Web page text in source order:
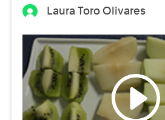
Laura Toro Olivares